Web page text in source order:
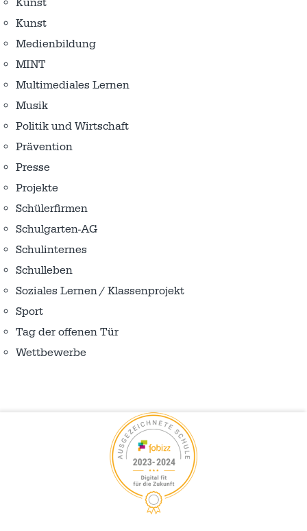
Kunst
Kunst
Medienbildung
MINT
Multimediales Lernen
Musik
Politik und Wirtschaft
Prävention
Presse
Projekte
Schülerfirmen
Schulgarten-AG
Schulinternes
Schulleben
Soziales Lernen / Klassenprojekt
Sport
Tag der offenen Tür
Wettbewerbe